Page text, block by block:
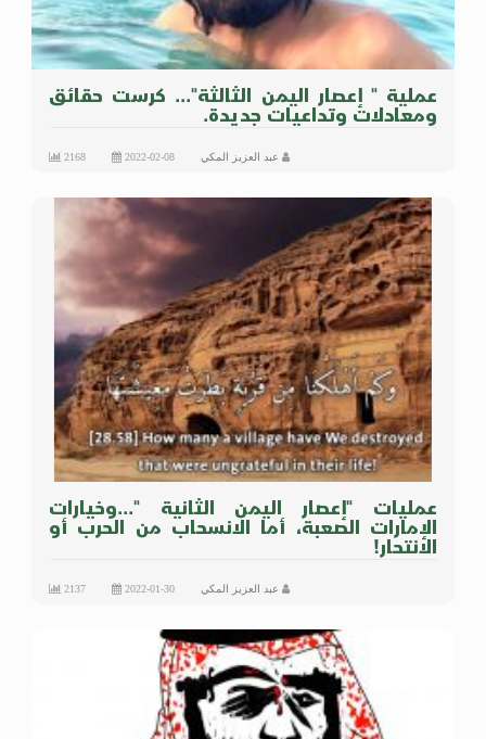
عملية " إعصار اليمن الثالثة"... كرست حقائق
ومعادلات وتداعيات جديدة.
عبد العزيز المكي 2022-02-08
2168
عمليات "إعصار اليمن الثانية "...وخيارات
الإمارات الصعبة، أما الانسحاب من الحرب أو
الانتحار!
عبد العزيز المكي 2022-01-30
2137